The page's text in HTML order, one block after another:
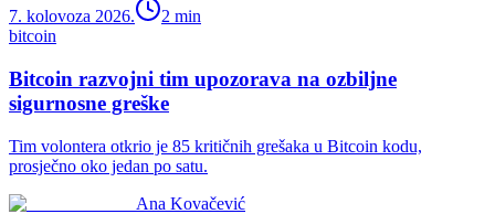
7. kolovoza 2026.
2 min
bitcoin
Bitcoin razvojni tim upozorava na ozbiljne
sigurnosne greške
Tim volontera otkrio je 85 kritičnih grešaka u Bitcoin kodu,
prosječno oko jedan po satu.
Ana Kovačević